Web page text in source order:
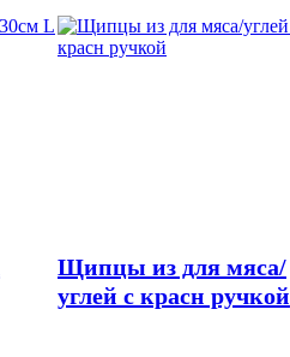
Щипцы из для мяса/
углей с красн ручкой